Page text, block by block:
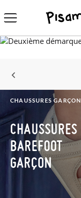
CHAUSSURES GARÇON
CHAUSSURES
BAREFOOT
GARÇON